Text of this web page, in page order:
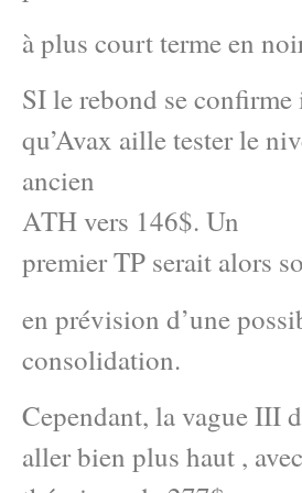
à plus court terme en
SI le rebond se
qu’Avax aille tester le
ancien
ATH vers 146$. Un
premier TP serait alors
en prévision d’une
consolidation.
Cependant, la vague III
aller bien plus haut ,